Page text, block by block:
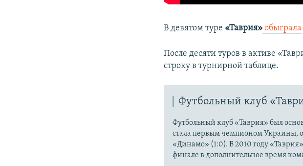
В девятом туре «Таврия» обыграла
После десяти туров в активе
строку в турнирной таблице.
Футбольный клуб
Футбольный клуб «Таврия» был
стала первым чемпионом Украины,
«Динамо» (1:0). В 2010 году
финале в дополнительное время